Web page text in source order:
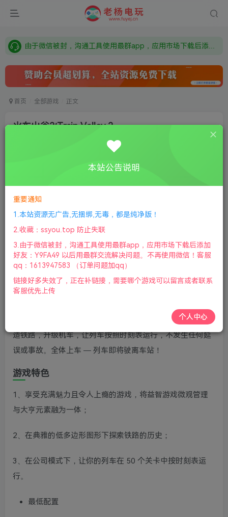
需要什么游戏请联系客服，若链接失效请联系客服，百度网盘边上的激活码也是解压密码
首页 全部游戏 正文
火车山谷2/Train Valley 2
①下载安装教程 ②下载安装视频教程 ③ 游戏运行
版本介绍：v20230715|容量1.2GB|官方简体中文|2023年
07月15号更新
游戏视频预览：点击查看
游戏介绍
业革命时代带到未来，并满足山谷中城市和工业的需求。建
造铁路，升级机车，让列车按照时刻表运行，不发生任何延
误或事故。全体上车 — 列车即将驶离车站！
游戏特色
1、享受充满魅力且令人上瘾的游戏，将益智游戏微观管理
与大亨元素融为一体；
2、在典雅的低多边形图形下探索铁路的历史；
3、在公司模式下，让你的列车在 50 个关卡中按时刻表运
行。
最低配置
本站公告说明
重要通知
1.本站资源无广告,无捆绑,无毒，都是纯净版！
2.收藏：ssyou.top 防止失联
3.由于微信被封，沟通工具使用最群app，应用市场下载后添加
好友：Y9FA49 以后用最群交流解决问题。不再使用微信！客服
qq：1613947583 （订单问题加qq）
链接好多失效了，正在补链接，需要哪个游戏可以留言或者联系
客服优先上传
个人中心